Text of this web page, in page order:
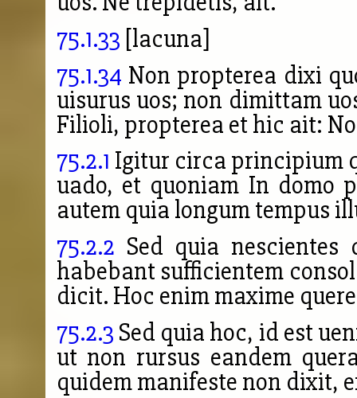
75.1.33 [lacuna]
75.1.34 Non propterea dixi
uisurus uos; non dimittam
Filioli, propterea et hic ait:
75.2.1 Igitur circa principium
uado, et quoniam In domo
autem quia longum tempus
75.2.2 Sed quia
habebant sufficientem
dicit. Hoc enim maxime
75.2.3 Sed quia hoc, id est
ut non rursus eandem
quidem manifeste non dixit,